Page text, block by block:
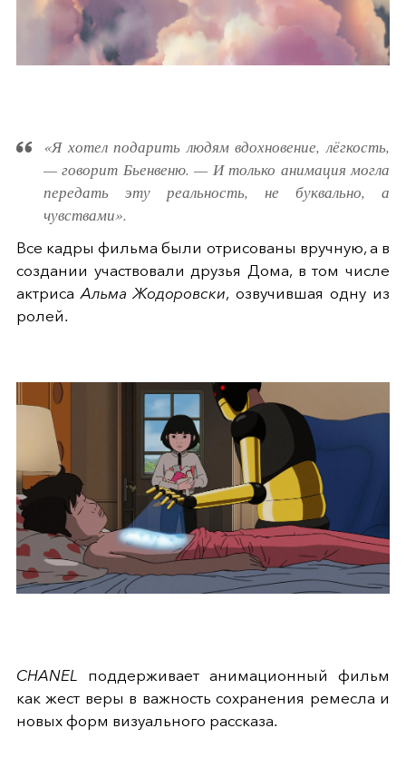
«Я хотел подарить людям вдохновение, лёгкость,
— говорит Бьенвеню. — И только анимация могла
передать эту реальность, не буквально, а
чувствами».
Все кадры фильма были отрисованы вручную, а в
создании участвовали друзья Дома, в том числе
актрисаАльма Жодоровски, озвучившая одну из
ролей.
CHANEL
поддерживает анимационный фильм
как жест веры в важность сохранения ремесла и
новых форм визуального рассказа.